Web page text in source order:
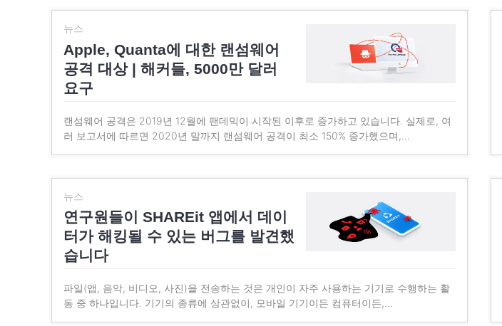
뉴스
Apple, Quanta에 대한 랜섬웨어
공격 대상 | 해커들, 5000만 달러
요구
랜섬웨어 공격은 2019년 12월에 팬데믹이 시작된 이후로 증가하고 있습니다. 실제로, 여
러 보고서에 따르면 2020년 말까지 랜섬웨어 공격이 최소 150% 증가했으며,…
뉴스
연구원들이 SHAREit 앱에서 데이
터가 해킹될 수 있는 버그를 발견했
습니다
파일(앱, 음악, 비디오, 사진)을 전송하는 것은 개인이 자주 사용하는 기기로 수행하는 활
동 중 하나입니다. 기기의 종류에 상관없이, 모바일 기기이든 컴퓨터이든,…